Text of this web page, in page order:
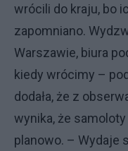
wrócili do kraju, bo
zapomniano.
Warszawie, biura
kiedy wrócimy –
dodała, że z
wynika, że
planowo. – Wydaje